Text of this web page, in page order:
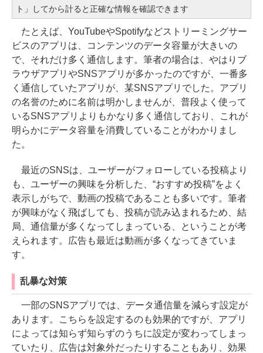
ト」してから計ると正確な情報を確認できます
たとえば、YouTubeやSpotifyなどストリーミングサー
ビスのアプリは、コンテンツのデータ容量が大きいの
で、それだけ多く通信します。筆者の場合は、やはりブ
ラウザアプリやSNSアプリが多かったのですが、一番多
く通信していたアプリが、某SNSアプリでした。アプリ
の名誉のために名前は明かしませんが、普段よく使って
いるSNSアプリよりもかなり多く通信しており、これが
明らかにデータ容量を消費していることがわかりまし
た。
最近のSNSは、ユーザーがフォローしている投稿より
も、ユーザーの興味を分析した、“おすすめ投稿”をよく
表示しがちで、動画の投稿であることも多いです。筆者
が興味がなく飛ばしても、投稿が読み込まれるため、結
局、通信量が多くなってしまっている、ということが考
えられます。広告も最近は動画が多くなってきていま
す。
乱暴な対策
一部のSNSアプリでは、データ通信量を減らす設定が
あります。こちらを設定するのも効果的ですが、アプリ
によっては知らず知らずのうちに設定が変わってしまっ
ていたり、広告は対象外だったりすることもあり、効果